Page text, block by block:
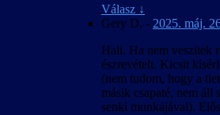
A 4:3-tól eltérő
A kimerítő
időzítési hibák
a rendszerindítás
lejátszásakor.
Hogy elkerüljük a
fagyását és nem
Válasz ↓
Gery D. - 2025. máj.
Hali. Ha nem veszitek
észrevételt. Kicsit
(nem tudom, hogy a
másik csapaté, nem áll
senki munkájával).